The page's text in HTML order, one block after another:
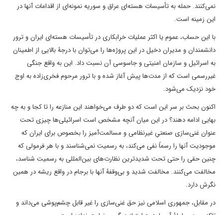
نمی‌کنند. حمله به تأسیسات هسته‌ای عراق و سوریه نمونه‌ای از اقدامات آنها در
این زمینه است.
با این حساب، عموم یا اکثر عملیات خرابکاری در تأسیسات هسته‌ای ایران و ترور
دانشمندان و مدیران دخیل در این پروژه‌ها را می‌توان با درجۀ بالایی از اطمینان
به اسرائیل و سازمان‌ امنیتی و جاسوسی آن نسبت داد. این به واقع جنگی
غیررسمی است که از مدت‌ها پیش آغاز شده و با ترور مرحوم فخری‌زاده به اوج
خود نزدیک می‌شود.
اکنون بحث بر سر این است که دو طرف می‌خواهند این منازعه را تا کجا و به چه
بهایی ادامه دهند؟ در این میان آنچه مشخص است اسرائیلی‌ها چیزی تحت
عنوان غنی‌سازی صنعتیِ غیرنظامی و مسالمت‌آمیز را بخصوص برای ایران که
موجودیت آنها را رسماً نفی می‌کند، به رسمیت نمی‌شناسند و با هر فرمولی که
چنین حقی را حتی تحت شدیدترین نظارت‌های بین‌المللی به رسمیت شناسد،
مخالفت می‌کنند. مخالفت شدید و بی‌وقفۀ آنها با برجام در واقع ریشه در همین
نگرش دارد.
در مقابل، جمهوری اسلامی نیز حق غنی‌سازی را غیر قابل چشم‌پوشی می‌داند و